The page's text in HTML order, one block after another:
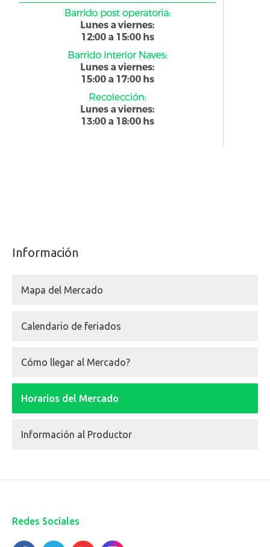
Información
Mapa del Mercado
Calendario de feriados
Cómo llegar al Mercado?
Horarios del Mercado
Información al Productor
Redes Sociales